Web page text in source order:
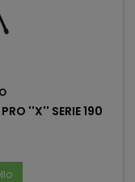
''X'' SERIE 190